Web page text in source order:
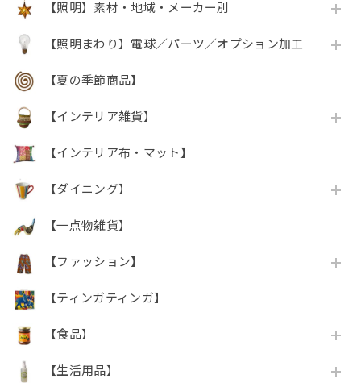
【照明】素材・地域・メーカー別
【照明まわり】電球／パーツ／オプション加工
【夏の季節商品】
【インテリア雑貨】
【インテリア布・マット】
【ダイニング】
【一点物雑貨】
【ファッション】
【ティンガティンガ】
【食品】
【生活用品】